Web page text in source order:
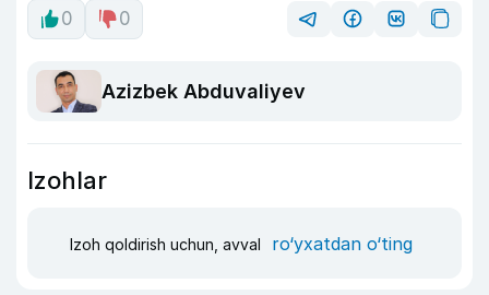
0 0
Azizbek Abduvaliyev
Izohlar
Izoh qoldirish uchun, avval ro‘yxatdan o‘ting